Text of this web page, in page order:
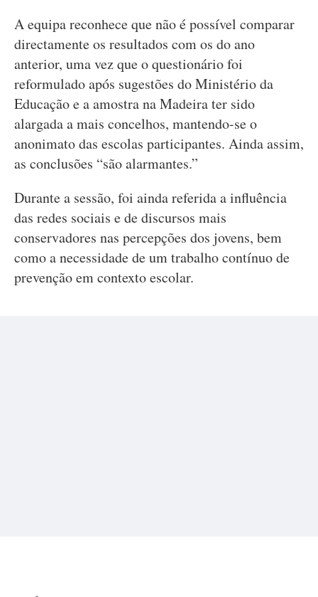
A equipa reconhece que não é possível comparar
directamente os resultados com os do ano
anterior, uma vez que o questionário foi
reformulado após sugestões do Ministério da
Educação e a amostra na Madeira ter sido
alargada a mais concelhos, mantendo-se o
anonimato das escolas participantes. Ainda assim,
as conclusões “são alarmantes.”
Durante a sessão, foi ainda referida a influência
das redes sociais e de discursos mais
conservadores nas percepções dos jovens, bem
como a necessidade de um trabalho contínuo de
prevenção em contexto escolar.